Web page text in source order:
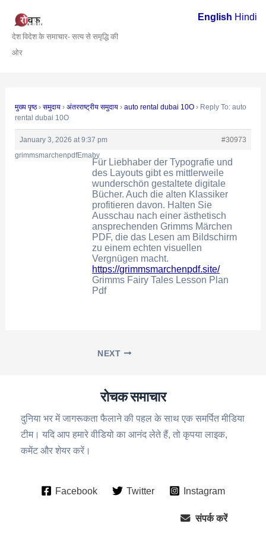
content
देश विदेश के समाचार- सत्य से समृद्धि की
ओर
मुख्य पृष्ठ › समुदाय › अंतरराष्ट्रीय समुदाय › auto rental dubai 10O › Reply To: auto
rental dubai 10O
January 3, 2026 at 9:37 pm
#30973
grimmsmarchenpdfEmaby
Für Liebhaber der Typografie und
des Layouts gibt es mittlerweile
wunderschön gestaltete digitale
Bücher. Auch die alten Klassiker
profitieren davon. Halten Sie
Ausschau nach einer ästhetisch
ansprechenden Grimms Märchen
PDF, die das Lesen am Bildschirm
zu einem echten visuellen
Vergnügen macht.
https://grimmsmarchenpdf.site/
Grimms Fairy Tales Lesson Plan
Pdf
navigation
NEXT
रोचक समाचार
दुनिया भर में जागरूकता फैलाने की पहल के साथ एक समर्पित मीडिया
टीम। यदि आप हमारे वीडियो का आनंद लेते हैं, तो कृपया लाइक,
कमेंट और शेयर करें।
Facebook Twitter Instagram
संपर्क करें
English Hindi